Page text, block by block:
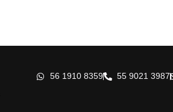
56 1910 8359 55 9021 3987